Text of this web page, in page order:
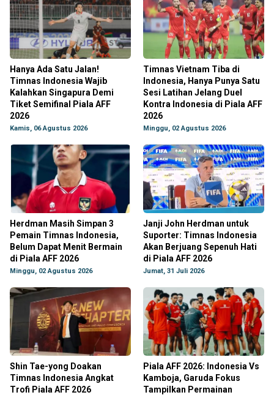
Hanya Ada Satu Jalan!
Timnas Indonesia Wajib
Kalahkan Singapura Demi
Tiket Semifinal Piala AFF
2026
Kamis, 06 Agustus 2026
Timnas Vietnam Tiba di
Indonesia, Hanya Punya Satu
Sesi Latihan Jelang Duel
Kontra Indonesia di Piala AFF
2026
Minggu, 02 Agustus 2026
Herdman Masih Simpan 3
Pemain Timnas Indonesia,
Belum Dapat Menit Bermain
di Piala AFF 2026
Minggu, 02 Agustus 2026
Janji John Herdman untuk
Suporter: Timnas Indonesia
Akan Berjuang Sepenuh Hati
di Piala AFF 2026
Jumat, 31 Juli 2026
Shin Tae-yong Doakan
Timnas Indonesia Angkat
Trofi Piala AFF 2026
Piala AFF 2026: Indonesia Vs
Kamboja, Garuda Fokus
Tampilkan Permainan